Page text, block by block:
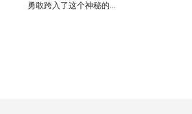
勇敢跨入了这个神秘的...